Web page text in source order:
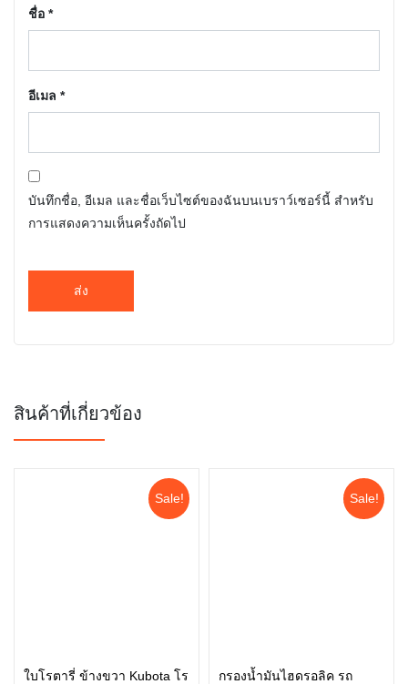
ชื่อ *
อีเมล *
บันทึกชื่อ, อีเมล และชื่อเว็บไซต์ของฉันบนเบราว์เซอร์นี้ สำหรับ
การแสดงความเห็นครั้งถัดไป
สินค้าที่เกี่ยวข้อง
Sale!
ใบโรตารี่ ข้างขวา Kubota โร
Sale!
กรองน้ำมันไฮดรอลิค รถ